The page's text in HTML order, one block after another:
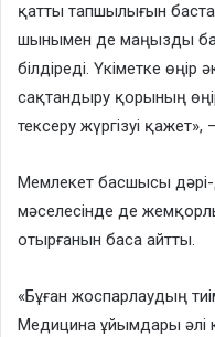
қатты тапшылығын
шынымен де маңызды
білдіреді. Үкіметке
сақтандыру қорының
тексеру жүргізуі
Мемлекет басшысы
мәселесінде де
отырғанын баса айтты.
«Бұған жоспарлаудың
Медицина ұйымдары әлі